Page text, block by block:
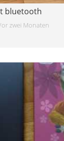
bluetooth
zwei Monaten